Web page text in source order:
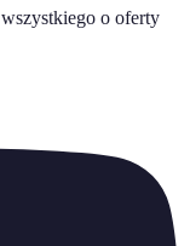
o oferty